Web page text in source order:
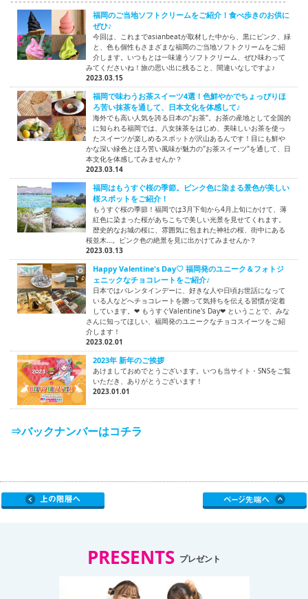
福岡のご当地ソフトクリームをご紹介！食べ歩きのお供に
ぜひ♪
今回は、これまでasianbeatが取材した中から、黒にピンク、緑
と、色も個性もさまざまな福岡のご当地ソフトクリームをご紹
介します。いつもとは一味違うソフトクリーム、ぜひ味わって
みてくださいね！旅の思い出に残ること、間違いなしですよ♪
2023.03.15
福岡で味わうお茶スイーツ4選！色鮮やかでちょっぴりほ
ろ苦い抹茶を通して、日本文化を体感して♪
海外でも高い人気を誇る日本の"お茶"。お茶の産地として全国的
に知られる福岡では、八女抹茶をはじめ、美味しいお茶を使っ
たスイーツが楽しめるスポットが沢山あるんです！目にも鮮や
かな深い緑色とほろ苦い風味が魅力の"お茶スイーツ"を通して、日
本文化を体感してみませんか？
2023.03.14
福岡はもうすぐ桜の季節。ピンク色に染まる景色が美しい
桜スポットをご紹介！
もうすぐ桜の季節！福岡では3月下旬から4月上旬にかけて、薄
紅色に染まった桜があちこちで美しい光景を見せてくれます。
歴史的なお城の桜に、雰囲気に包まれた神社の桜、街中にある
桜並木…。ピンク色の絶景を見に出かけてみませんか？
2023.03.13
Happy Valentine's Day♡ 福岡発のユニーク＆フォトジ
ェニックなチョコレートをご紹介♪
日本ではバレンタインデーに、好きな人や日頃お世話になって
いる人などへチョコレートを贈って気持ちを伝える習慣が定着
しています。❤ もうすぐValentine's Day❤ ということで、みな
さんに知ってほしい、福岡発のユニークなチョコスイーツをご紹
介します！
2023.02.01
2023年 新年のご挨拶
あけましておめでとうございます。いつも当サイト・SNSをご覧
いただき、ありがとうございます！
2023.01.01
⇒バックナンバーはコチラ
PRESENTS プレゼント